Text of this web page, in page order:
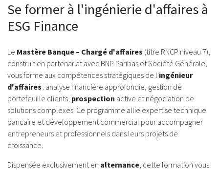
Se former à l'ingénierie d'affaires à
ESG Finance
Le Mastère Banque – Chargé d'affaires (titre RNCP niveau 7),
construit en partenariat avec BNP Paribas et Société Générale,
vous forme aux compétences stratégiques de l'ingénieur
d'affaires : analyse financière approfondie, gestion de
portefeuille clients, prospection active et négociation de
solutions complexes. Ce programme allie expertise technique
bancaire et développement commercial pour accompagner
entrepreneurs et professionnels dans leurs projets de
croissance.
Dispensée exclusivement en alternance, cette formation vous